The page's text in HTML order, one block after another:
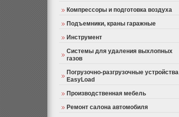
Компрессоры и подготовка воздуха
Подъемники, краны гаражные
Инструмент
Системы для удаления выхлопных
газов
Погрузочно-разгрузочные устройства
EasyLoad
Производственная мебель
Ремонт салона автомобиля